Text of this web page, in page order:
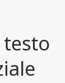
testo